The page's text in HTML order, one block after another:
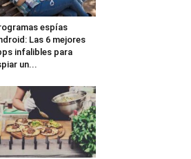
espías
Las 6 mejores
infalibles para
un...